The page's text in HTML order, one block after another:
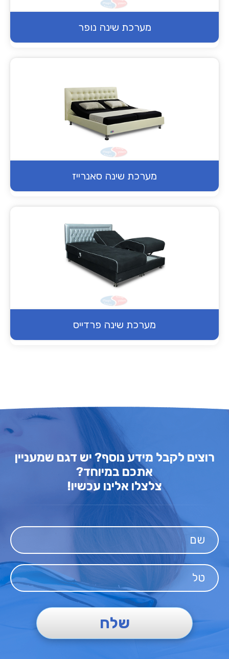
מערכת שינה נופר
מערכת שינה סאנרייז
מערכת שינה פרדייס
רוצים לקבל מידע נוסף? יש דגם שמעניין
אתכם במיוחד?
צלצלו אלינו עכשיו!
שלח